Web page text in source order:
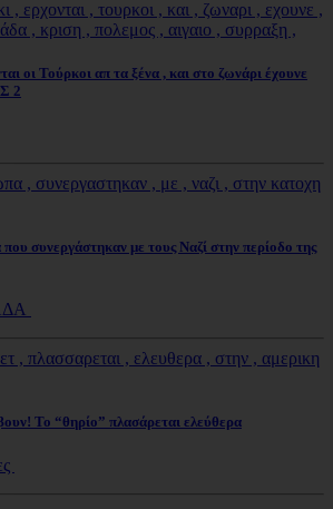
οι Τούρκοι απ τα ξένα , και στο ζωνάρι έχουνε
2
συνεργάστηκαν με τους Ναζί στην περίοδο της
Το “θηρίο” πλασάρεται ελεύθερα